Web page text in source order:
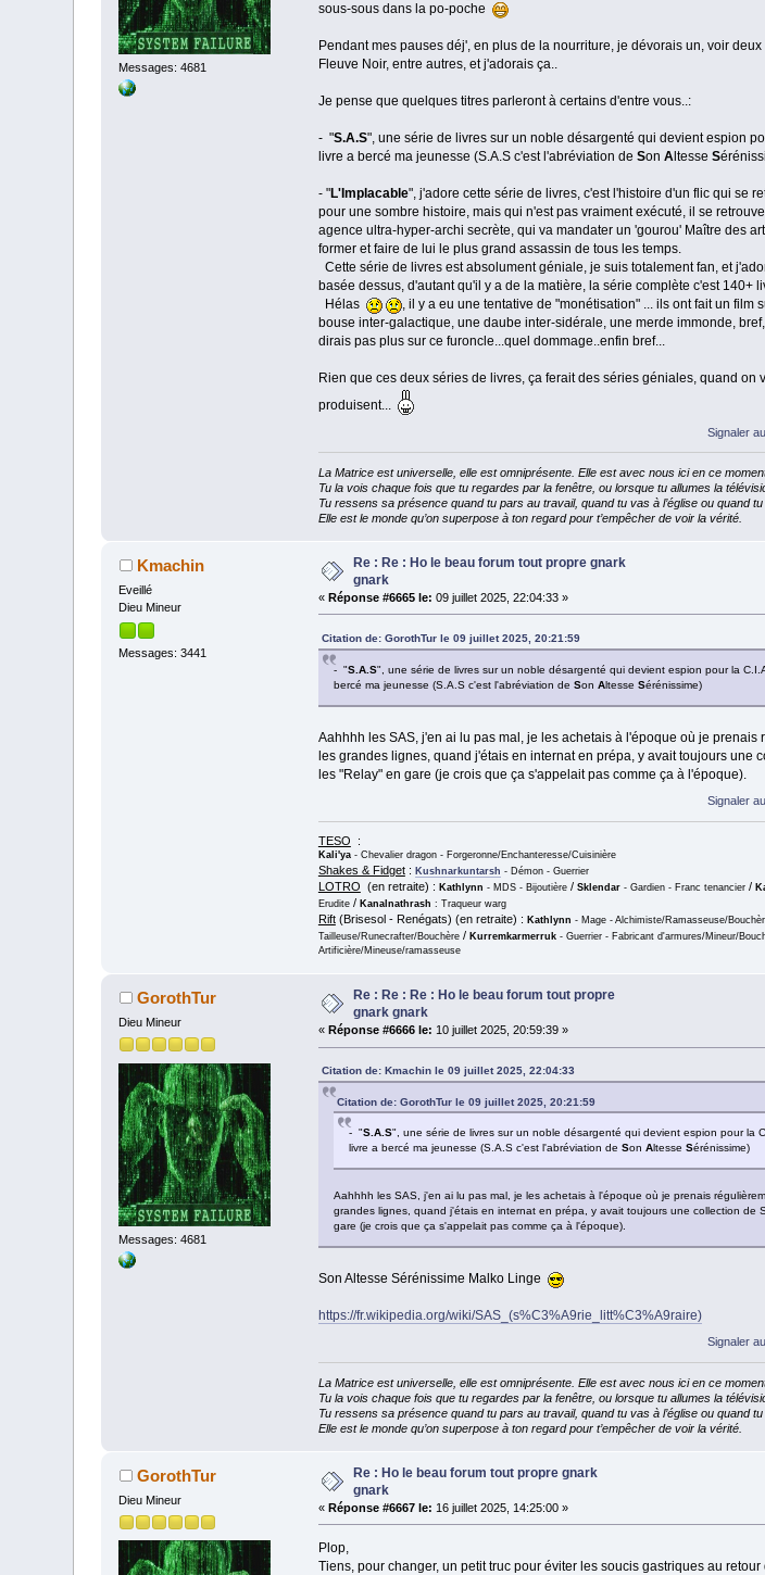
Messages: 4681
sous-sous dans la po-poche
Pendant mes pauses déj', en plus de la nourriture, je dévorais un, voir
Fleuve Noir, entre autres, et j'adorais ça..
Je pense que quelques titres parleront à certains d'entre vous..:
- "S.A.S", une série de livres sur un noble désargenté qui devient espion
livre a bercé ma jeunesse (S.A.S c'est l'abréviation de Son Altesse S
- "L'Implacable", j'adore cette série de livres, c'est l'histoire d'un flic qui se
pour une sombre histoire, mais qui n'est pas vraiment exécuté, il se
agence ultra-hyper-archi secrète, qui va mandater un 'gourou' Maître des
former et faire de lui le plus grand assassin de tous les temps.
Cette série de livres est absolument géniale, je suis totalement fan, et
basée dessus, d'autant qu'il y a de la matière, la série complète c'est 140+
Hélas
, il y a eu une tentative de "monétisation" ... ils ont fait un film
bouse inter-galactique, une daube inter-sidérale, une merde immonde,
dirais pas plus sur ce furoncle...quel dommage..enfin bref...
Rien que ces deux séries de livres, ça ferait des séries géniales, quand on
produisent...
Signaler
La Matrice est universelle, elle est omniprésente. Elle est avec nous ici en ce moment
Tu la vois chaque fois que tu regardes par la fenêtre, ou lorsque tu allumes la
Tu ressens sa présence quand tu pars au travail, quand tu vas à l’église ou quand
Elle est le monde qu’on superpose à ton regard pour t’empêcher de voir la vérité.
Kmachin
Eveillé
Dieu Mineur
Messages: 3441
Re : Re : Ho le beau forum tout propre gnark
gnark
« Réponse #6665 le: 09 juillet 2025, 22:04:33 »
Citation de: GorothTur le 09 juillet 2025, 20:21:59
- "S.A.S", une série de livres sur un noble désargenté qui devient espion pour la
bercé ma jeunesse (S.A.S c'est l'abréviation de Son Altesse Sérénissime)
Aahhhh les SAS, j'en ai lu pas mal, je les achetais à l'époque où je prenais
les grandes lignes, quand j'étais en internat en prépa, y avait toujours une
les "Relay" en gare (je crois que ça s'appelait pas comme ça à l'époque).
Signaler
TESO :
Kali'ya- Chevalier dragon - Forgeronne/Enchanteresse/Cuisinière
Shakes & Fidget: Kushnarkuntarsh - Démon - Guerrier
LOTRO (en retraite) : Kathlynn - MDS - Bijoutière/ Sklendar- Gardien - Franc tenancier/
Erudite/ Kanalnathrash : Traqueur warg
Rift(Brisesol - Renégats) (en retraite) : Kathlynn - Mage - Alchimiste/Ramasseuse/
Tailleuse/Runecrafter/Bouchère/ Kurremkarmerruk- Guerrier - Fabricant d'armures/Mineur/
Artificière/Mineuse/ramasseuse
GorothTur
Dieu Mineur
Messages: 4681
Re : Re : Re : Ho le beau forum tout propre
gnark gnark
« Réponse #6666 le: 10 juillet 2025, 20:59:39 »
Citation de: Kmachin le 09 juillet 2025, 22:04:33
Citation de: GorothTur le 09 juillet 2025, 20:21:59
- "S.A.S", une série de livres sur un noble désargenté qui devient espion pour la
livre a bercé ma jeunesse (S.A.S c'est l'abréviation de Son Altesse Sérénissime)
Aahhhh les SAS, j'en ai lu pas mal, je les achetais à l'époque où je prenais
grandes lignes, quand j'étais en internat en prépa, y avait toujours une collection de
gare (je crois que ça s'appelait pas comme ça à l'époque).
Son Altesse Sérénissime Malko Linge
https://fr.wikipedia.org/wiki/SAS_(s%C3%A9rie_litt%C3%A9raire)
Signaler
La Matrice est universelle, elle est omniprésente. Elle est avec nous ici en ce moment
Tu la vois chaque fois que tu regardes par la fenêtre, ou lorsque tu allumes la
Tu ressens sa présence quand tu pars au travail, quand tu vas à l’église ou quand
Elle est le monde qu’on superpose à ton regard pour t’empêcher de voir la vérité.
GorothTur
Dieu Mineur
Re : Ho le beau forum tout propre gnark
gnark
« Réponse #6667 le: 16 juillet 2025, 14:25:00 »
Plop,
Tiens, pour changer, un petit truc pour éviter les soucis gastriques au retour